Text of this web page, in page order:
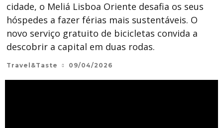
cidade, o Meliá Lisboa Oriente desafia os seus
hóspedes a fazer férias mais sustentáveis. O
novo serviço gratuito de bicicletas convida a
descobrir a capital em duas rodas.
Travel&Taste 09/04/2026